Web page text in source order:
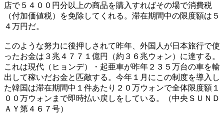
店で５４００円分以上の商品を購入すればその場で消費税
（付加価値税）を免除してくれる。滞在期間中の限度額は５
４万円だ。
このような努力に後押しされて昨年、外国人が日本旅行で使
ったお金は３兆４７７１億円（約３６兆ウォン）に達する。
これは現代（ヒョンデ）・起亜車が昨年２３５万台の車を輸
出して稼いだお金と匹敵する。今年１月にこの制度を導入し
た韓国は滞在期間中１件あたり２０万ウォンで全体限度額１
００万ウォンまで即時払い戻しをしている。（中央ＳＵＮＤ
ＡＹ第４６７号）